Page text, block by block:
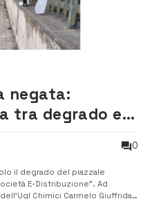
negata:
tra degrado e
0
il degrado del piazzale
E-Distribuzione”. Ad
Chimici Carmelo Giuffrida.